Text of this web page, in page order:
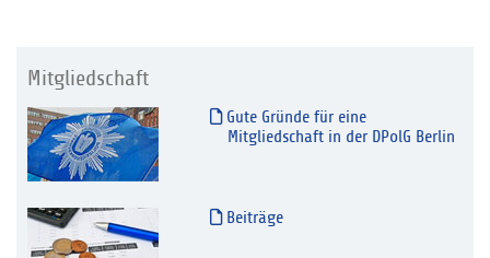
Mitgliedschaft
Gute Gründe für eine
Mitgliedschaft in der DPolG Berlin
Beiträge